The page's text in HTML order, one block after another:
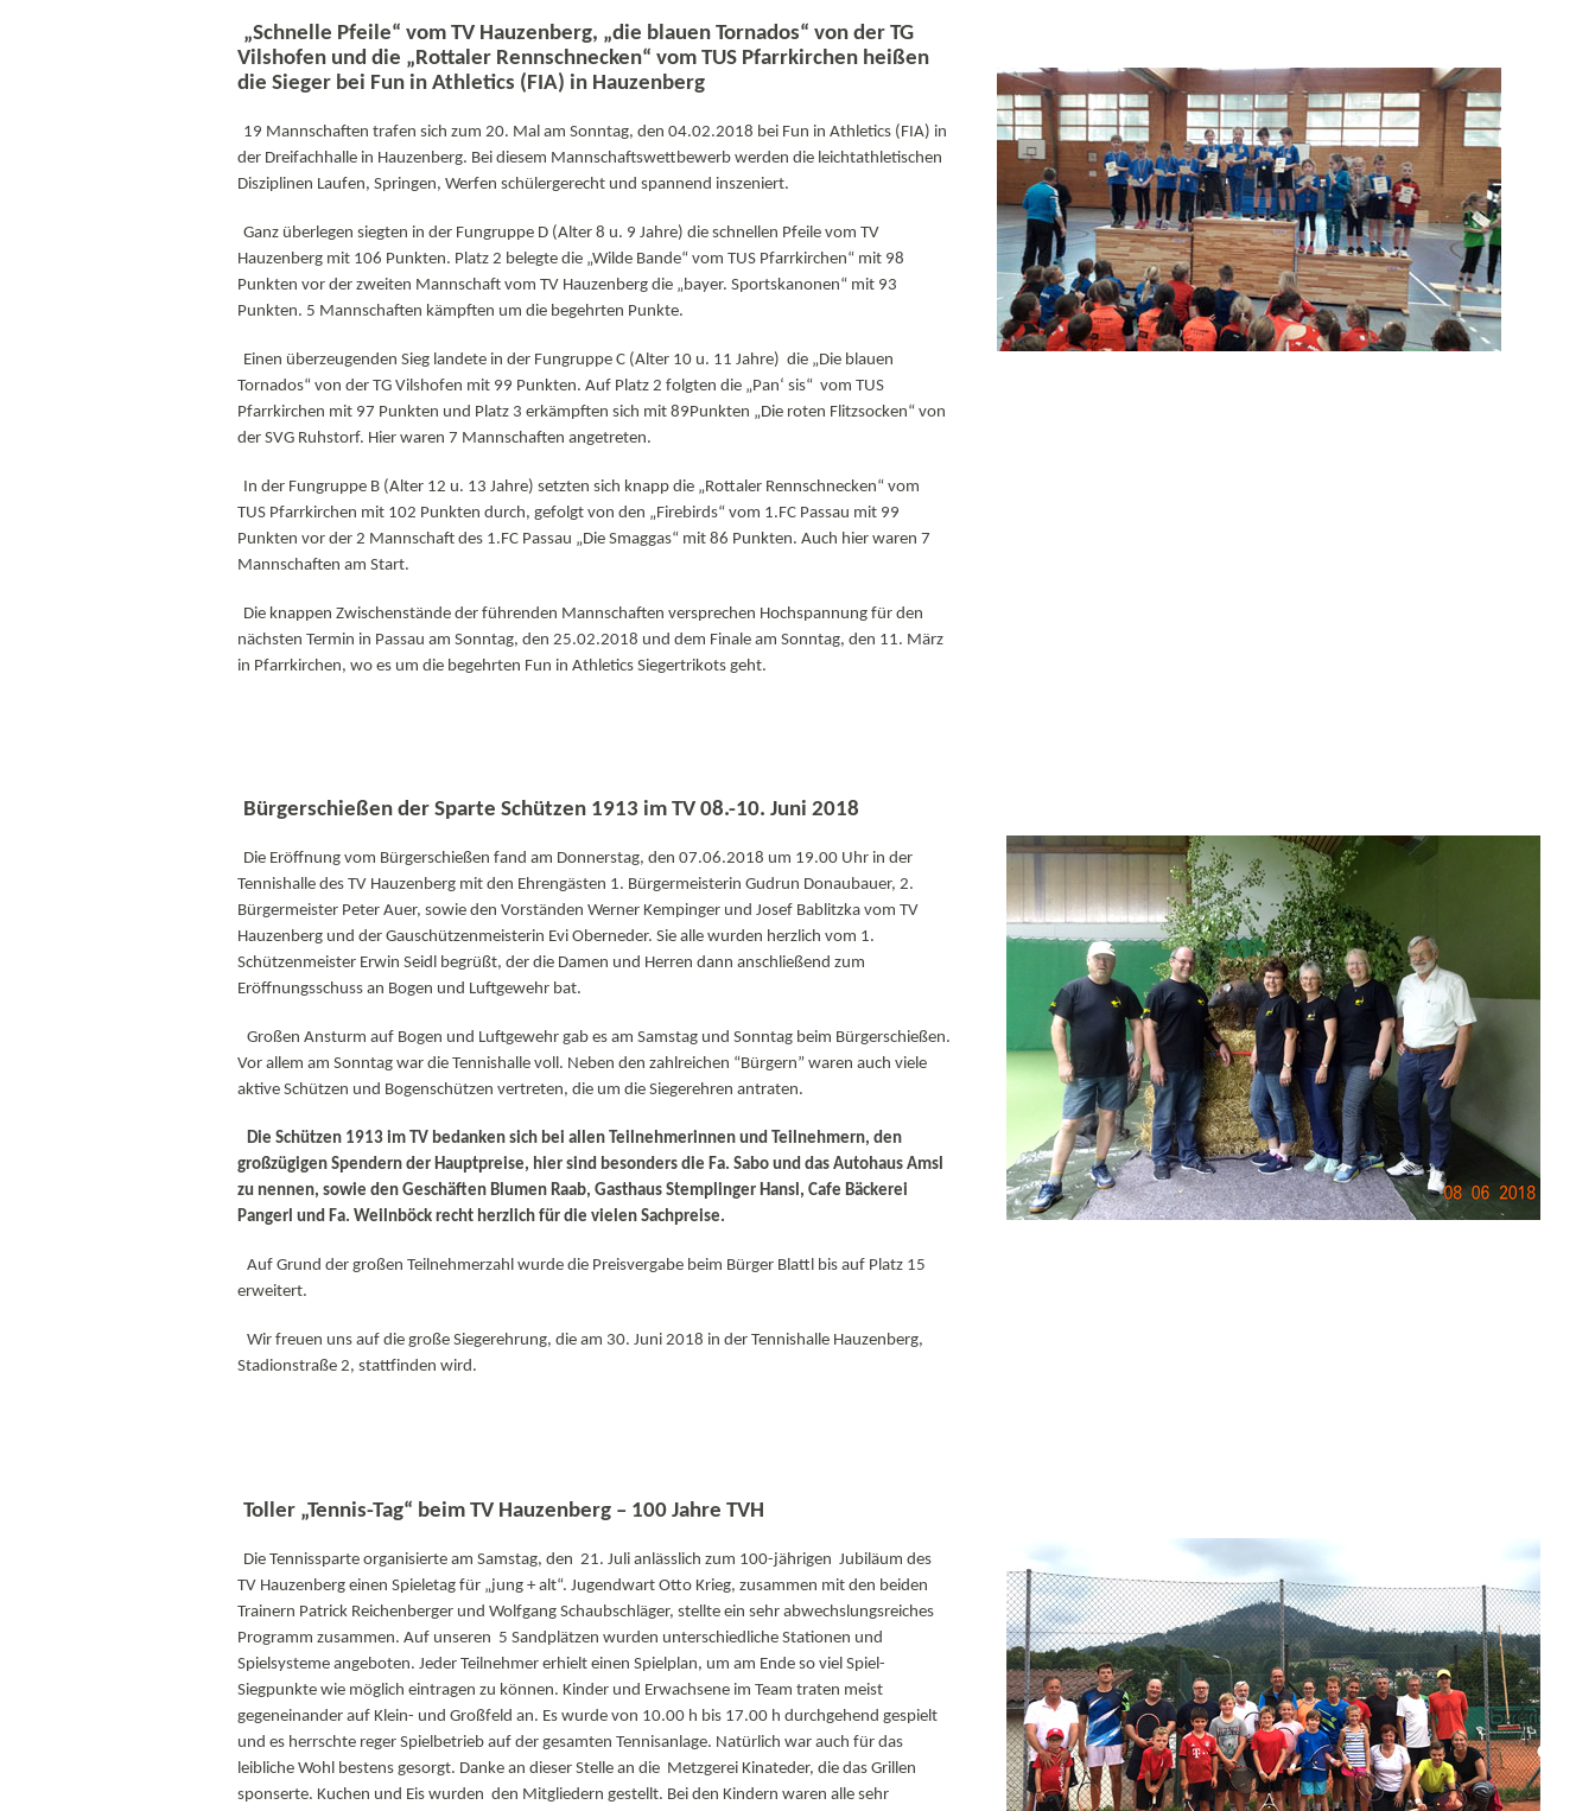
„Schnelle Pfeile“ vom TV Hauzenberg, „die blauen Tornados“ von der TG
Vilshofen und die „Rottaler Rennschnecken“ vom TUS Pfarrkirchen heißen
die Sieger bei Fun in Athletics (FIA) in Hauzenberg
19 Mannschaften trafen sich zum 20. Mal am Sonntag, den 04.02.2018 bei Fun in Athletics (FIA) in
der Dreifachhalle in Hauzenberg. Bei diesem Mannschaftswettbewerb werden die leichtathletischen
Disziplinen Laufen, Springen, Werfen schülergerecht und spannend inszeniert.
Ganz überlegen siegten in der Fungruppe D (Alter 8 u. 9 Jahre) die schnellen Pfeile vom TV
Hauzenberg mit 106 Punkten. Platz 2 belegte die „Wilde Bande“ vom TUS Pfarrkirchen“ mit 98
Punkten vor der zweiten Mannschaft vom TV Hauzenberg die „bayer. Sportskanonen“ mit 93
Punkten. 5 Mannschaften kämpften um die begehrten Punkte.
Einen überzeugenden Sieg landete in der Fungruppe C (Alter 10 u. 11 Jahre) die „Die blauen
Tornados“ von der TG Vilshofen mit 99 Punkten. Auf Platz 2 folgten die „Pan‘ sis“ vom TUS
Pfarrkirchen mit 97 Punkten und Platz 3 erkämpften sich mit 89Punkten „Die roten Flitzsocken“ von
der SVG Ruhstorf. Hier waren 7 Mannschaften angetreten.
In der Fungruppe B (Alter 12 u. 13 Jahre) setzten sich knapp die „Rottaler Rennschnecken“ vom
TUS Pfarrkirchen mit 102 Punkten durch, gefolgt von den „Firebirds“ vom 1.FC Passau mit 99
Punkten vor der 2 Mannschaft des 1.FC Passau „Die Smaggas“ mit 86 Punkten. Auch hier waren 7
Mannschaften am Start.
Die knappen Zwischenstände der führenden Mannschaften versprechen Hochspannung für den
nächsten Termin in Passau am Sonntag, den 25.02.2018 und dem Finale am Sonntag, den 11. März
in Pfarrkirchen, wo es um die begehrten Fun in Athletics Siegertrikots geht.
Bürgerschießen der Sparte Schützen 1913 im TV 08.-10. Juni 2018
Die Eröffnung vom Bürgerschießen fand am Donnerstag, den 07.06.2018 um 19.00 Uhr in der
Tennishalle des TV Hauzenberg mit den Ehrengästen 1. Bürgermeisterin Gudrun Donaubauer, 2.
Bürgermeister Peter Auer, sowie den Vorständen Werner Kempinger und Josef Bablitzka vom TV
Hauzenberg und der Gauschützenmeisterin Evi Oberneder. Sie alle wurden herzlich vom 1.
Schützenmeister Erwin Seidl begrüßt, der die Damen und Herren dann anschließend zum
Eröffnungsschuss an Bogen und Luftgewehr bat.
Großen Ansturm auf Bogen und Luftgewehr gab es am Samstag und Sonntag beim Bürgerschießen.
Vor allem am Sonntag war die Tennishalle voll. Neben den zahlreichen “Bürgern” waren auch viele
aktive Schützen und Bogenschützen vertreten, die um die Siegerehren antraten.
Die Schützen 1913 im TV bedanken sich bei allen Teilnehmerinnen und Teilnehmern, den
großzügigen Spendern der Hauptpreise, hier sind besonders die Fa. Sabo und das Autohaus Amsl
zu nennen, sowie den Geschäften Blumen Raab, Gasthaus Stemplinger Hansl, Cafe Bäckerei
Pangerl und Fa. Weilnböck recht herzlich für die vielen Sachpreise.
Auf Grund der großen Teilnehmerzahl wurde die Preisvergabe beim Bürger Blattl bis auf Platz 15
erweitert.
Wir freuen uns auf die große Siegerehrung, die am 30. Juni 2018 in der Tennishalle Hauzenberg,
Stadionstraße 2, stattfinden wird.
Toller „Tennis-Tag“ beim TV Hauzenberg – 100 Jahre TVH
Die Tennissparte organisierte am Samstag, den 21. Juli anlässlich zum 100-jährigen Jubiläum des
TV Hauzenberg einen Spieletag für „jung + alt“. Jugendwart Otto Krieg, zusammen mit den beiden
Trainern Patrick Reichenberger und Wolfgang Schaubschläger, stellte ein sehr abwechslungsreiches
Programm zusammen. Auf unseren 5 Sandplätzen wurden unterschiedliche Stationen und
Spielsysteme angeboten. Jeder Teilnehmer erhielt einen Spielplan, um am Ende so viel Spiel-
Siegpunkte wie möglich eintragen zu können. Kinder und Erwachsene im Team traten meist
gegeneinander auf Klein- und Großfeld an. Es wurde von 10.00 h bis 17.00 h durchgehend gespielt
und es herrschte reger Spielbetrieb auf der gesamten Tennisanlage. Natürlich war auch für das
leibliche Wohl bestens gesorgt. Danke an dieser Stelle an die Metzgerei Kinateder, die das Grillen
sponserte. Kuchen und Eis wurden den Mitgliedern gestellt. Bei den Kindern waren alle sehr